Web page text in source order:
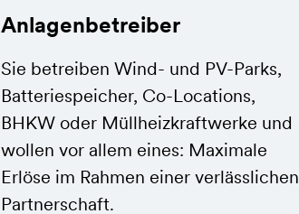
Anlagenbetreiber
Sie betreiben Wind- und PV-Parks,
Batteriespeicher, Co-Locations,
BHKW oder Müllheizkraftwerke und
wollen vor allem eines: Maximale
Erlöse im Rahmen einer verlässlichen
Partnerschaft.